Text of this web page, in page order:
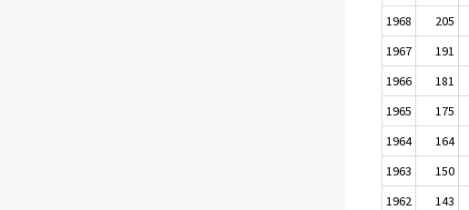
1968
205
1967
191
1966
181
1965
175
1964
164
1963
150
1962
143